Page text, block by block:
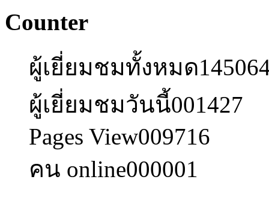
Counter
ผู้เยี่ยมชมทั้งหมด
ผู้เยี่ยมชมวันนี้001427
Pages View009716
คน online000001